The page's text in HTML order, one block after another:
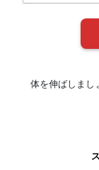
体を伸ばしまし